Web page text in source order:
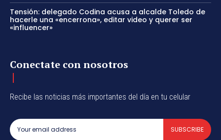
Tensión: delegado Codina acusa a alcalde Toledo de
hacerle una «encerrona», editar video y querer ser
«influencer»
Conectate con nosotros
Recibe las noticias más importantes del día en tu celular
SUBSCRIBE